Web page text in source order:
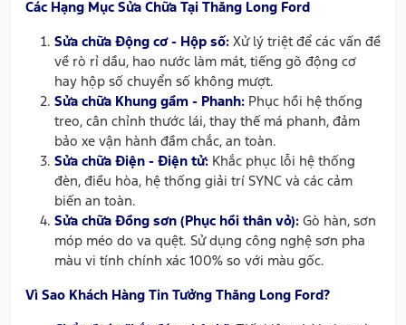
Các Hạng Mục Sửa Chữa Tại Thăng Long Ford
Sửa chữa Động cơ - Hộp số: Xử lý triệt để các vấn đề
về rò rỉ dầu, hao nước làm mát, tiếng gõ động cơ
hay hộp số chuyển số không mượt.
Sửa chữa Khung gầm - Phanh: Phục hồi hệ thống
treo, cân chỉnh thước lái, thay thế má phanh, đảm
bảo xe vận hành đầm chắc, an toàn.
Sửa chữa Điện - Điện tử: Khắc phục lỗi hệ thống
đèn, điều hòa, hệ thống giải trí SYNC và các cảm
biến an toàn.
Sửa chữa Đồng sơn (Phục hồi thân vỏ): Gò hàn, sơn
móp méo do va quệt. Sử dụng công nghệ sơn pha
màu vi tính chính xác 100% so với màu gốc.
Vì Sao Khách Hàng Tin Tưởng Thăng Long Ford?